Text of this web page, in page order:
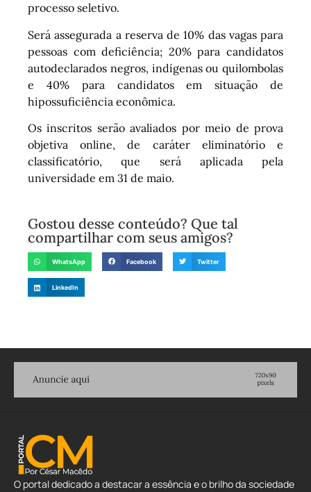
processo seletivo.
Será assegurada a reserva de 10% das vagas para
pessoas com deficiência; 20% para candidatos
autodeclarados negros, indígenas ou quilombolas
e 40% para candidatos em situação de
hipossuficiência econômica.
Os inscritos serão avaliados por meio de prova
objetiva online, de caráter eliminatório e
classificatório, que será aplicada pela
universidade em 31 de maio.
Gostou desse conteúdo? Que tal
compartilhar com seus amigos?
WhatsApp Facebook Twitter
LinkedIn
O portal dedicado a destacar a essência e o brilho da sociedade